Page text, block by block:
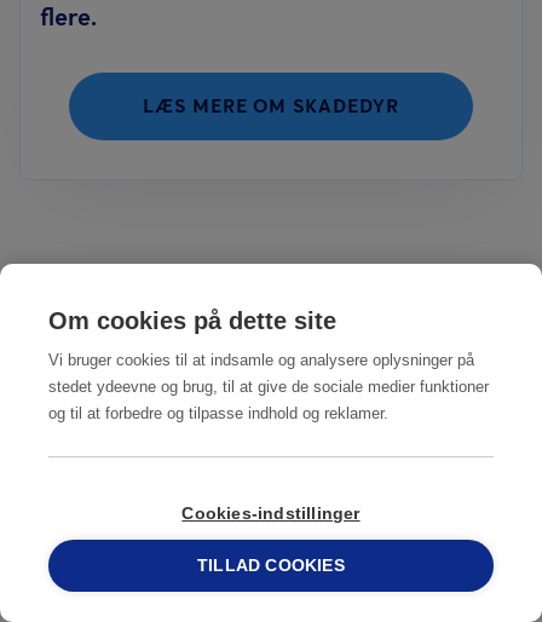
flere.
LÆS MERE OM SKADEDYR
Hvilke nye metoder til
skadedyrsbekæmpelse findes der i
fødevarebranchen?
Internet of Things (IoT) og investeringer i forskning og
udvikling.
Virksomheder har et stigende fokus på bæredygtighed
69 15 17 44
Om cookies på dette site
Vi bruger cookies til at indsamle og analysere oplysninger på
stedet ydeevne og brug, til at give de sociale medier funktioner
og til at forbedre og tilpasse indhold og reklamer.
Cookies-indstillinger
TILLAD COOKIES